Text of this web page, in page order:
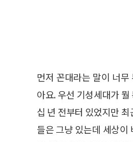
먼저 꼰대라는 말이 너
아요. 우선 기성세대가
십 년 전부터 있었지만
들은 그냥 있는데 세상이